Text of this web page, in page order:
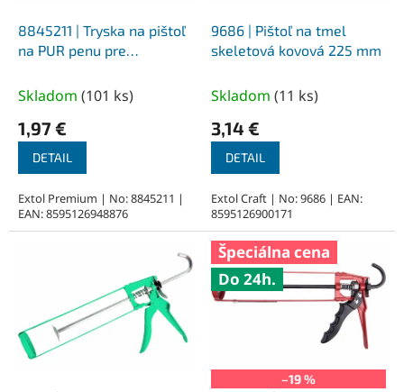
8845211 | Tryska na pištoľ
na PUR penu pre
Skladom (101 ks)
1,97 €
DETAIL
Extol Premium | No: 8845211 |
EAN: 8595126948876
9686 | Pištoľ na tmel
skeletová kovová 225 mm
Skladom (11 ks)
3,14 €
DETAIL
Extol Craft | No: 9686 | EAN:
8595126900171
Špeciálna cena
Do 24h.
–19 %